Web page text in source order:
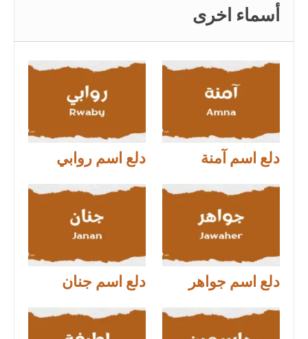
أسماء اخرى
دلع اسم آمنة دلع اسم روابي
دلع اسم جواهر دلع اسم جنان